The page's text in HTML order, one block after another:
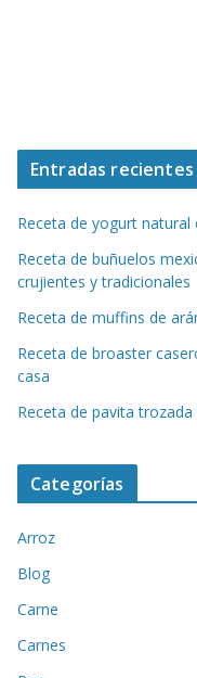
Entradas recientes
Receta de yogurt
Receta de buñuelos
crujientes y tradicionales
Receta de muffins de
Receta de broaster
casa
Receta de pavita
Categorías
Arroz
Blog
Carne
Carnes